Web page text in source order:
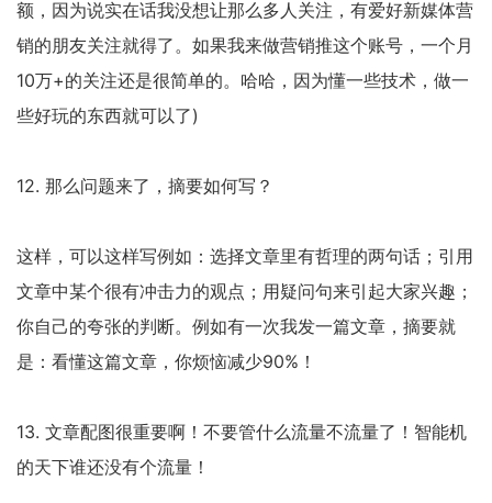
额，因为说实在话我没想让那么多人关注，有爱好新媒体营
销的朋友关注就得了。如果我来做营销推这个账号，一个月
10万+的关注还是很简单的。哈哈，因为懂一些技术，做一
些好玩的东西就可以了)
12. 那么问题来了，摘要如何写？
这样，可以这样写例如：选择文章里有哲理的两句话；引用
文章中某个很有冲击力的观点；用疑问句来引起大家兴趣；
你自己的夸张的判断。例如有一次我发一篇文章，摘要就
是：看懂这篇文章，你烦恼减少90%！
13. 文章配图很重要啊！不要管什么流量不流量了！智能机
的天下谁还没有个流量！